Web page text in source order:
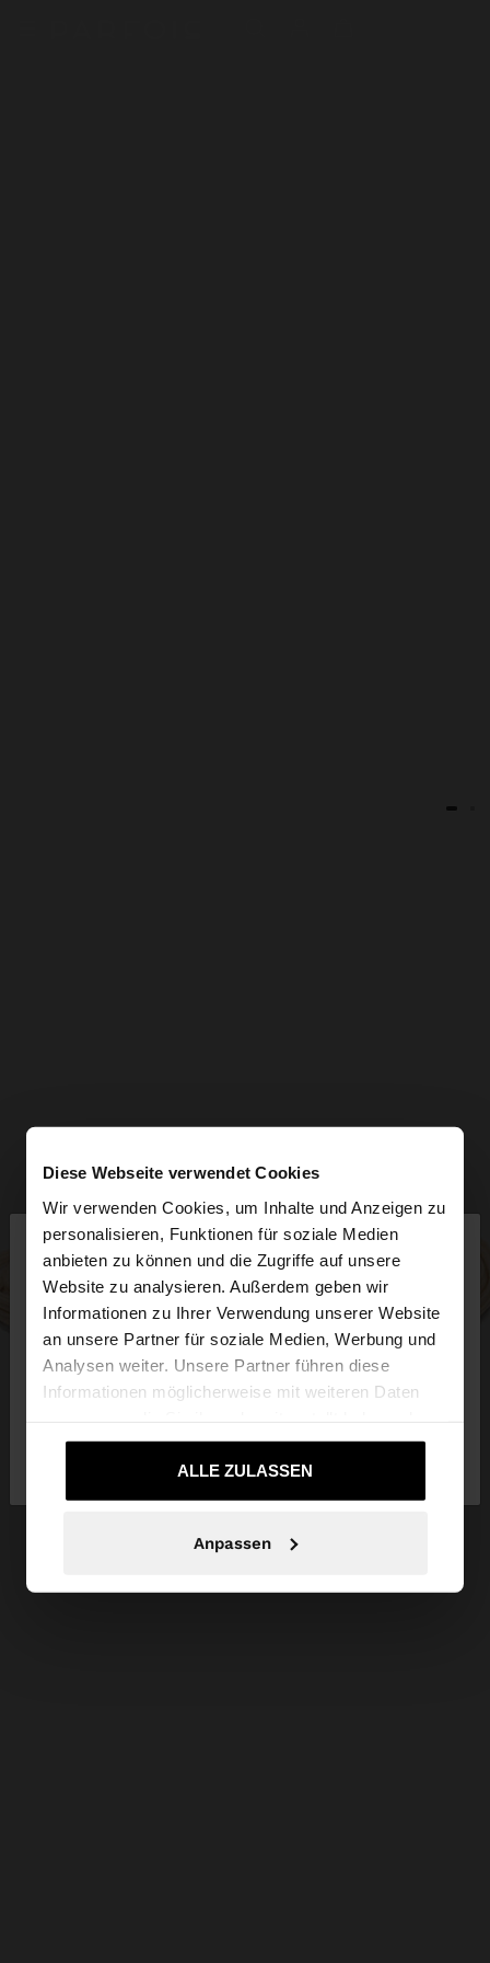
Diese Webseite verwendet Cookies
Wir verwenden Cookies, um Inhalte und Anzeigen zu
personalisieren, Funktionen für soziale Medien
anbieten zu können und die Zugriffe auf unsere
Website zu analysieren. Außerdem geben wir
Informationen zu Ihrer Verwendung unserer Website
an unsere Partner für soziale Medien, Werbung und
Analysen weiter. Unsere Partner führen diese
Informationen möglicherweise mit weiteren Daten
die sie im Rahmen Ihrer Nutzung der Dienste
gesammelt haben.ALLE ZULASSEN
Anpassen
hallo
Sie greifen von Deutschland auf die Website zu.
Möchten Sie unsere United States Website
Deutschland
Ja, bringen Sie mich
zu United States